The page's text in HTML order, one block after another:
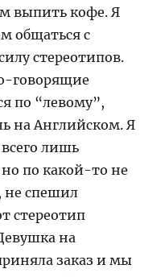
выпить кофе. Я
общаться с
стереотипов.
говорящие
по “левому”,
на Английском. Я
лишь
но по какой-то не
не спешил
стереотип
на
заказ и мы